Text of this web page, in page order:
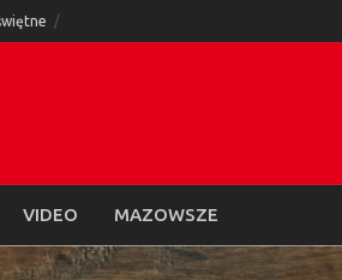
VIDEO MAZOWSZE